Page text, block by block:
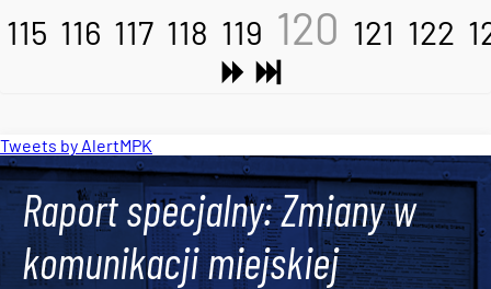
115 116 117 118 119 120 121 122
Tweets by AlertMPK
Raport specjalny: Zmiany w
komunikacji miejskiej